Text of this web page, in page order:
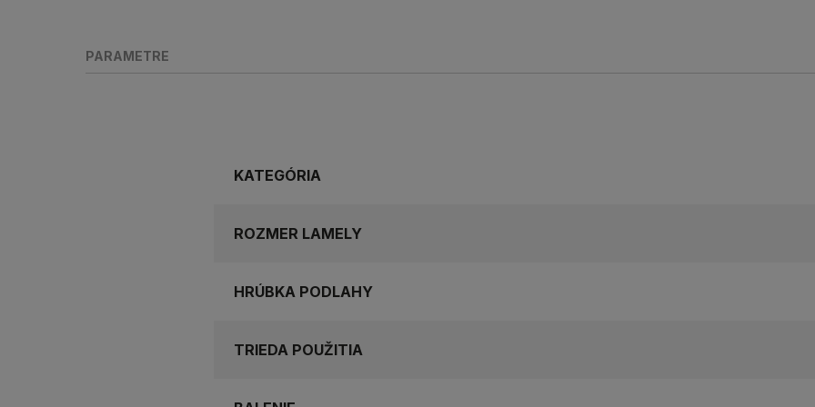
PARAMETRE
KATEGÓRIA
ROZMER LAMELY
HRÚBKA PODLAHY
TRIEDA POUŽITIA